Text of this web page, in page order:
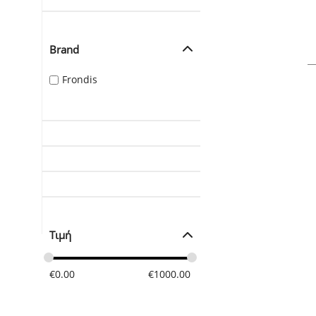
Brand
Frondis
Τιμή
€0.00 €1000.00